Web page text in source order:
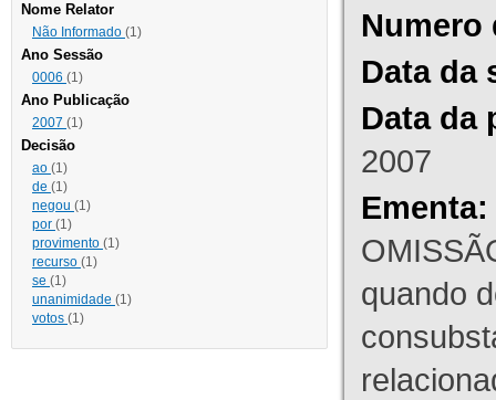
Nome Relator
Não Informado (1)
Ano Sessão
0006 (1)
Ano Publicação
2007 (1)
Decisão
ao (1)
de (1)
negou (1)
por (1)
provimento (1)
recurso (1)
se (1)
unanimidade (1)
votos (1)
Numero
Data da
Data da
2007
Ementa:
quando